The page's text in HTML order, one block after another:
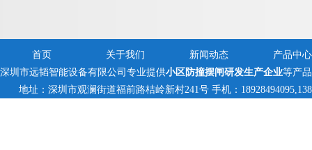
首页 关于我们 新闻动态
产品中心
深圳市远韬智能设备有限公司专业提供小区防撞摆闸研发生产企业等产
地址：深圳市观澜街道福前路桔岭新村241号 手机：